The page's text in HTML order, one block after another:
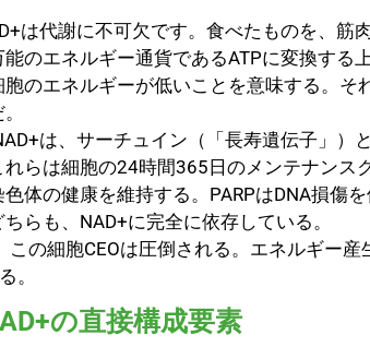
は代謝に不可欠です。食べたものを、筋
のエネルギー通貨であるATPに変換する
のエネルギーが低いことを意味する。そ
は、サーチュイン（「長寿遺伝子」）
らは細胞の24時間365日のメンテナンス
体の健康を維持する。PARPはDNA損傷
らも、NAD+に完全に依存している。
この細胞CEOは圧倒される。エネルギー
。
の直接構成要素